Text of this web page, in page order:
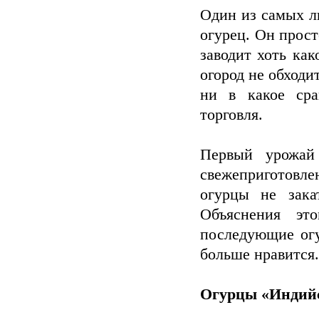
Один из самых
огурец. Он
заводит хоть
огород не
ни в какое
торговля.
Первый
огурцы не
Объяснения
последующие
больше нравится.
Огурцы